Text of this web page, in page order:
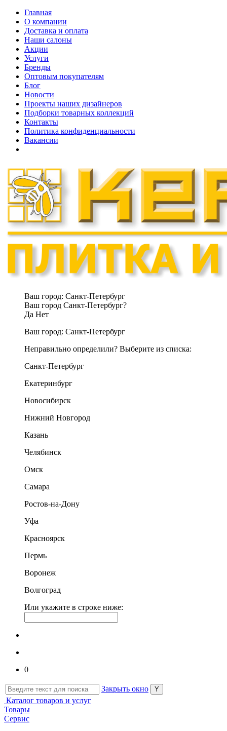
Главная
О компании
Доставка и оплата
Наши cалоны
Акции
Услуги
Бренды
Оптовым покупателям
Блог
Новости
Проекты наших дизайнеров
Подборки товарных коллекций
Контакты
Политика конфиденциальности
Вакансии
Ваш город: Санкт-Петербург
Ваш город Санкт-Петербург?
Да Нет
Ваш город: Санкт-Петербург
Неправильно определили? Выберите из списка:
Санкт-Петербург
Екатеринбург
Новосибирск
Нижний Новгород
Казань
Челябинск
Омск
Самара
Ростов-на-Дону
Уфа
Красноярск
Пермь
Воронеж
Волгоград
Или укажите в строке ниже:
0
Закрыть окно
Каталог товаров и услуг
Товары
Сервис